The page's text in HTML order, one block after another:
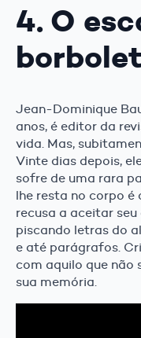
4. O
Jean-Dominique
anos, é editor da
vida. Mas,
Vinte dias depois,
sofre de uma rara
lhe resta no corpo é
recusa a aceitar
piscando letras do
e até parágrafos.
com aquilo que não
sua memória.